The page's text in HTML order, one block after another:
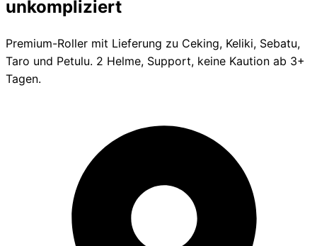
unkompliziert
Premium-Roller mit Lieferung zu Ceking, Keliki, Sebatu,
Taro und Petulu. 2 Helme, Support, keine Kaution ab 3+
Tagen.